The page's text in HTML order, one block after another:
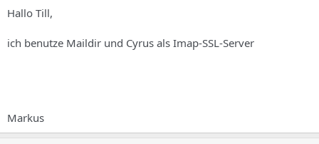
Hallo Till,
ich benutze Maildir und Cyrus als Imap-SSL-Server
Markus